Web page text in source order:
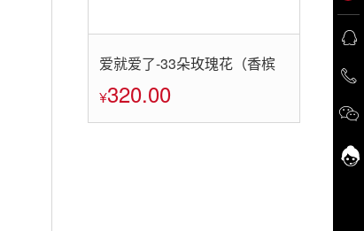
爱就爱了-33朵玫瑰花（香槟
瑰）
¥320.00